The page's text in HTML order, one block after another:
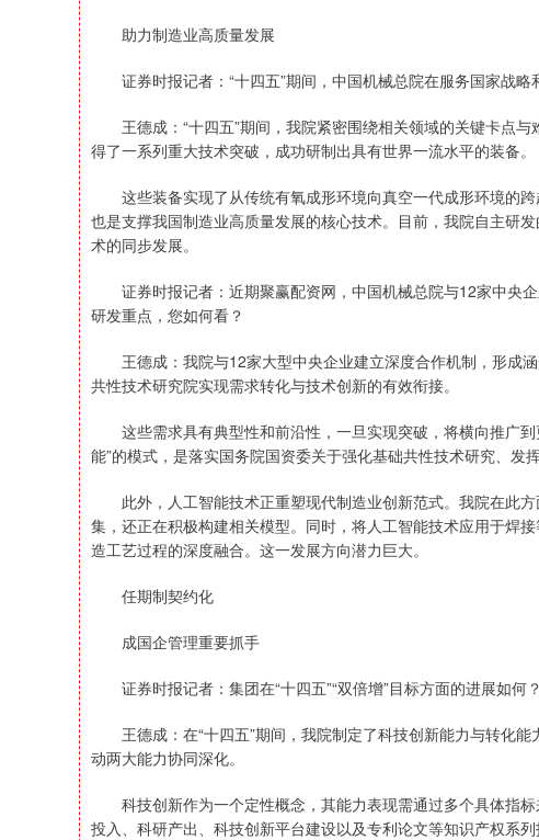
助力制造业高质量发展
证券时报记者：“十四五”期间，中国机械总院在服务国家战略
王德成：“十四五”期间，我院紧密围绕相关领域的关键卡点与
得了一系列重大技术突破，成功研制出具有世界一流水平的装备。
这些装备实现了从传统有氧成形环境向真空一代成形环境的跨
也是支撑我国制造业高质量发展的核心技术。目前，我院自主研
术的同步发展。
证券时报记者：近期聚赢配资网，中国机械总院与12家中央
研发重点，您如何看？
王德成：我院与12家大型中央企业建立深度合作机制，形成
共性技术研究院实现需求转化与技术创新的有效衔接。
这些需求具有典型性和前沿性，一旦实现突破，将横向推广
能”的模式，是落实国务院国资委关于强化基础共性技术研究、发
此外，人工智能技术正重塑现代制造业创新范式。我院在此
集，还正在积极构建相关模型。同时，将人工智能技术应用于焊
造工艺过程的深度融合。这一发展方向潜力巨大。
任期制契约化
成国企管理重要抓手
证券时报记者：集团在“十四五”“双倍增”目标方面的进展如何？
王德成：在“十四五”期间，我院制定了科技创新能力与转化能
动两大能力协同深化。
科技创新作为一个定性概念，其能力表现需通过多个具体指
投入、科研产出、科技创新平台建设以及专利论文等知识产权系